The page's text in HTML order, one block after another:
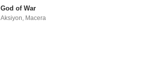
God of War
Aksiyon, Macera